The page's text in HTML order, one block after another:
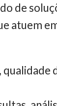
de
atuem